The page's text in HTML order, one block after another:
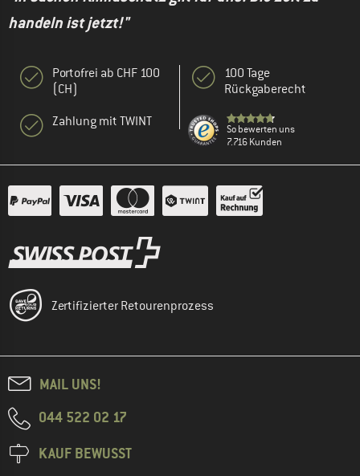
handeln ist jetzt!"
Portofrei ab CHF 100
(CH)
Zahlung mit TWINT
100 Tage
Rückgaberecht
So bewerten uns
7.716 Kunden
Zertifizierter Retourenprozess
MAIL UNS!
044 522 02 17
KAUF BEWUSST